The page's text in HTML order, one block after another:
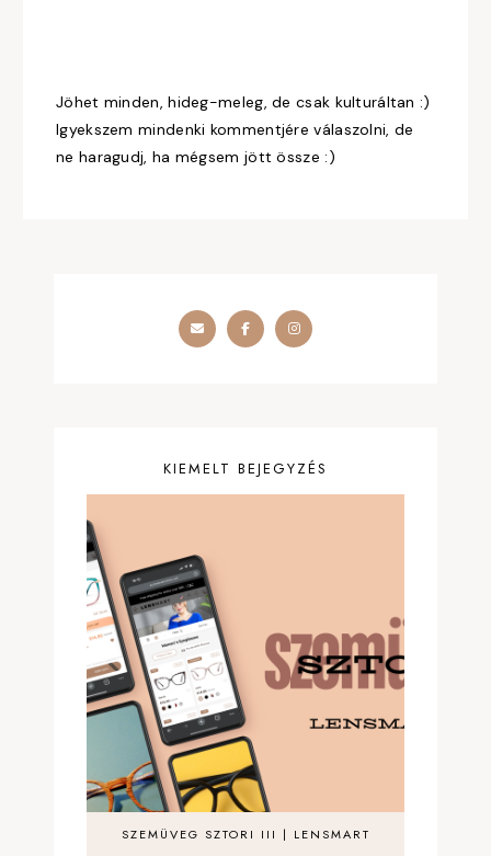
Jöhet minden, hideg-meleg, de csak kulturáltan :)
Igyekszem mindenki kommentjére válaszolni, de
ne haragudj, ha mégsem jött össze :)
KIEMELT BEJEGYZÉS
SZEMÜVEG SZTORI III | LENSMART